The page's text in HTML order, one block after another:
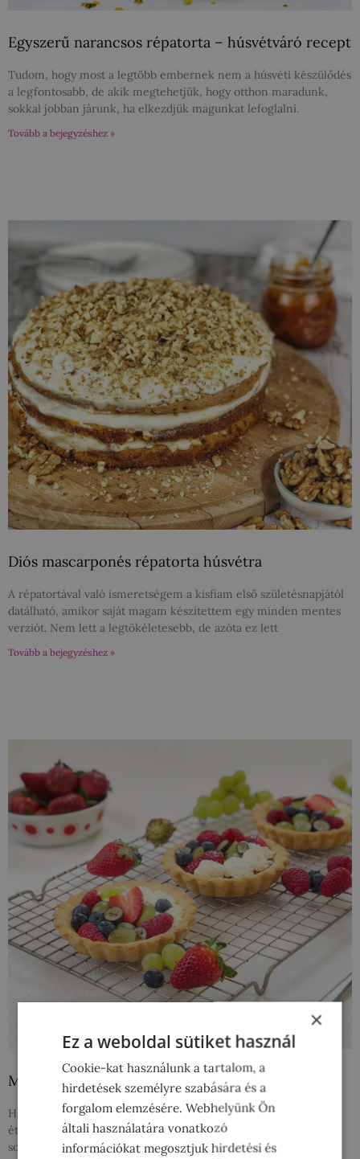
Egyszerű narancsos répatorta – húsvétváró recept
Tudom, hogy most a legtöbb embernek nem a húsvéti készülődés
a legfontosabb, de akik megtehetjük, hogy otthon maradunk,
sokkal jobban járunk, ha elkezdjük magunkat lefoglalni.
Tovább a bejegyzéshez »
Diós mascarponés répatorta húsvétra
A répatortával való ismeretségem a kisfiam első születésnapjától
datálható, amikor saját magam készítettem egy minden mentes
verziót. Nem lett a legtökéletesebb, de azóta ez lett
Tovább a bejegyzéshez »
Mennyei gyümölcsös minitorták gyorsan
Ha visszagondolok a gyerekkoromra, hogy mik voltak azok az
ételek, amelyek nem hiányozhattak a húsvéti asztalról, akkor a
sonka, a főtt tojás és a ropogós
×
Ez a weboldal sütiket használ
Cookie-kat használunk a tartalom, a
hirdetések személyre szabására és a
forgalom elemzésére. Webhelyünk Ön
általi használatára vonatkozó
információkat megosztjuk hirdetési és